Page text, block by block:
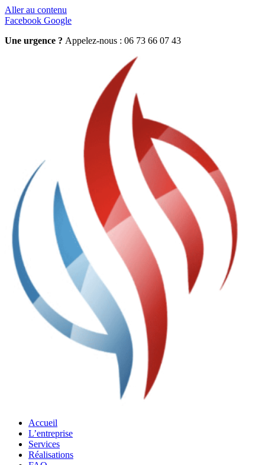
Aller au contenu
Facebook Google
Une urgence ? Appelez-nous : 06 73 66 07 43
Accueil
L’entreprise
Services
Réalisations